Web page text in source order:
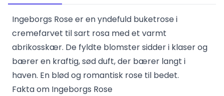
Ingeborgs Rose er en yndefuld buketrose i
cremefarvet til sart rosa med et varmt
abrikosskær. De fyldte blomster sidder i klaser og
bærer en kraftig, sød duft, der bærer langt i
haven. En blød og romantisk rose til bedet.
Fakta om Ingeborgs Rose